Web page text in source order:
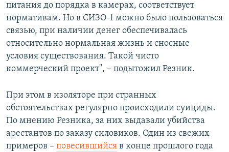
питания до порядка в камерах, соответствует
нормативам. Но в СИЗО-1 можно было пользоваться
связью, при наличии денег обеспечивалась
относительно нормальная жизнь и сносные
условия существования. Такой чисто
коммерческий проект", – подытожил Резник.
При этом в изоляторе при странных
обстоятельствах регулярно происходили суициды.
По мнению Резника, за них выдавали убийства
арестантов по заказу силовиков. Один из свежих
примеров – повесившийся в конце прошлого года